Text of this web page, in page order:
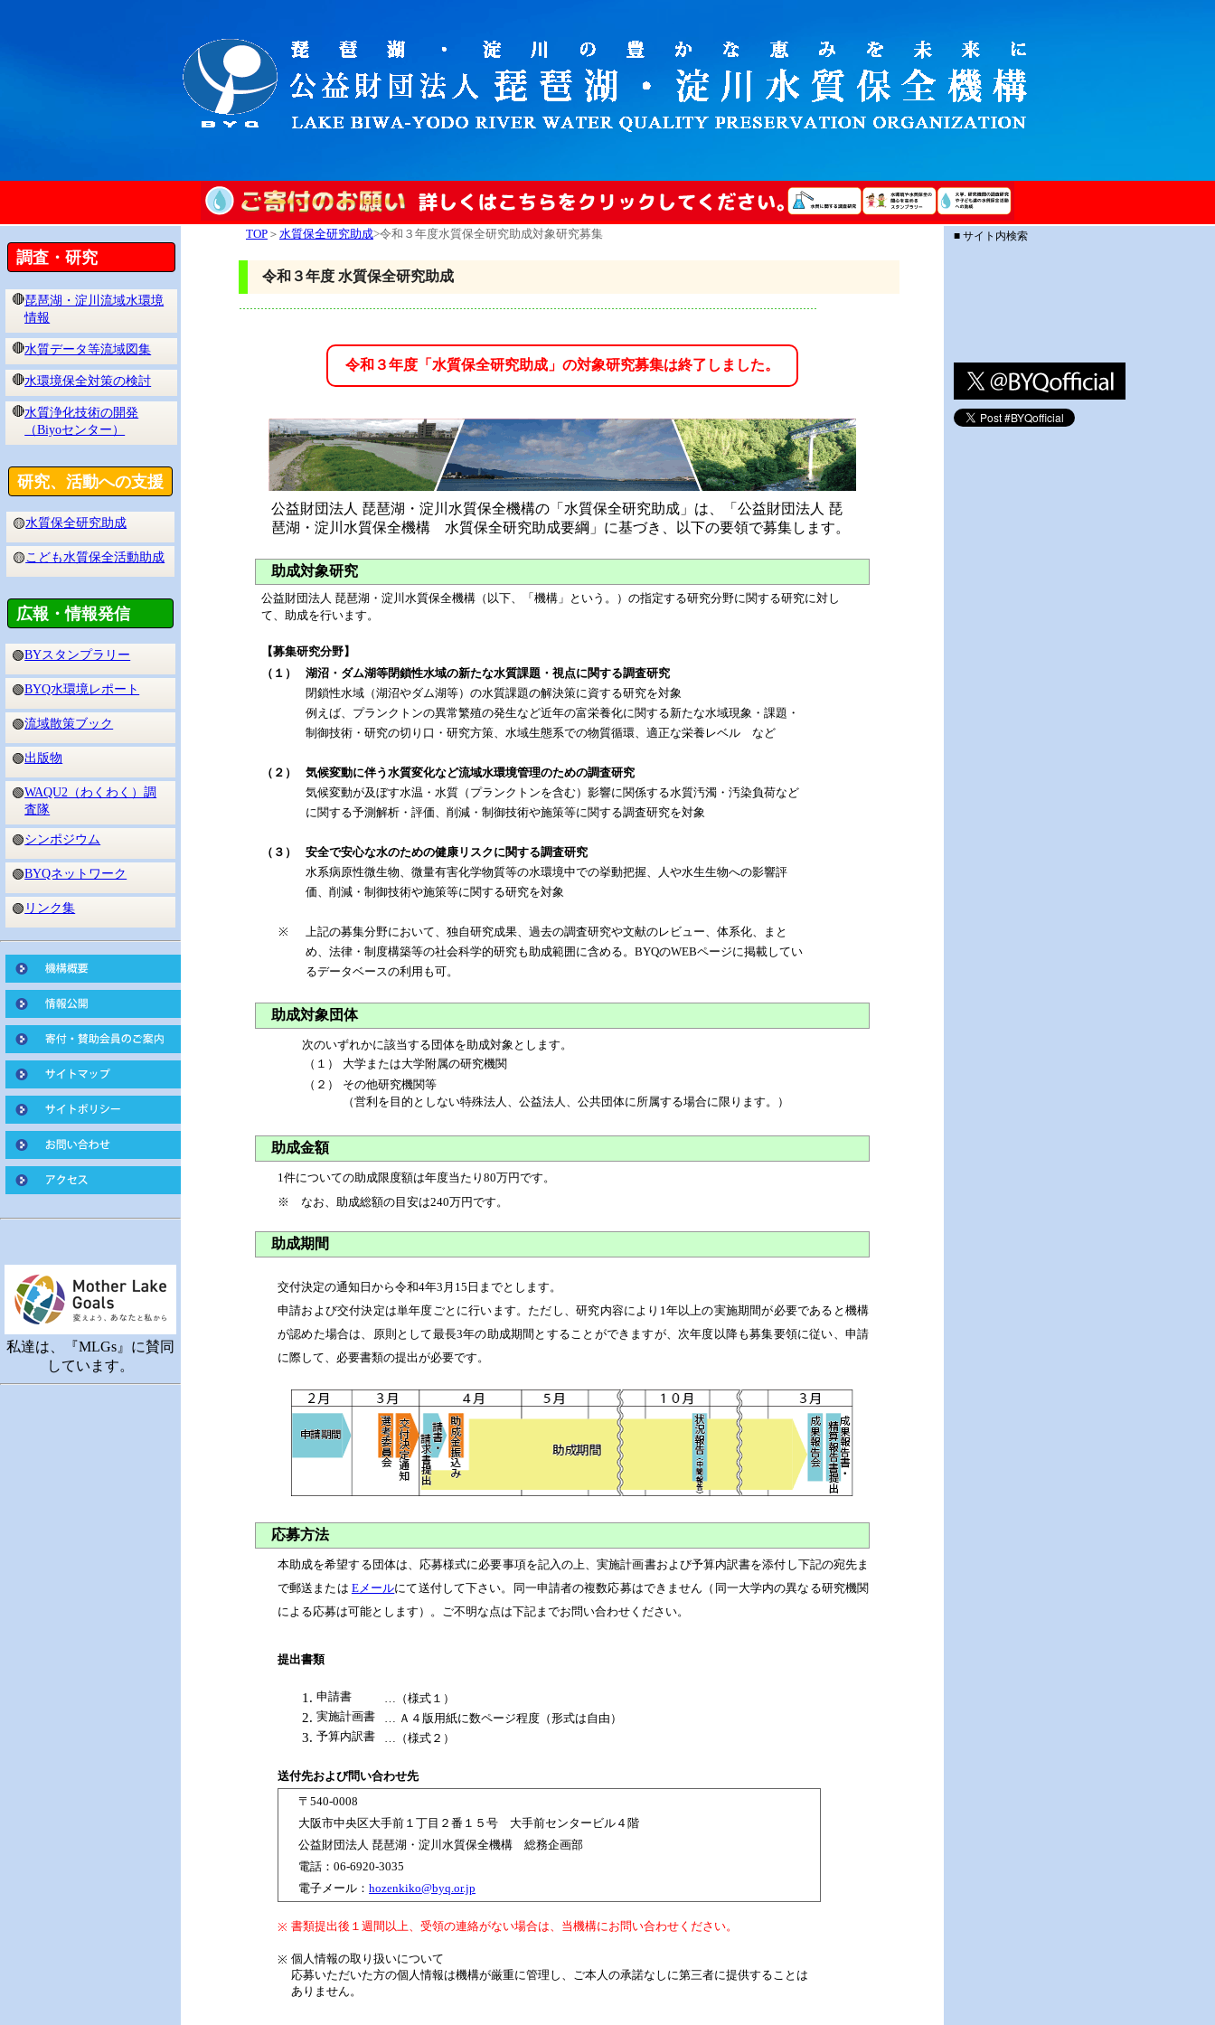
調査・研究
🔴琵琶湖・淀川流域水環境
情報
🔴水質データ等流域図集
🔴水環境保全対策の検討
🔴水質浄化技術の開発
（Biyoセンター）
研究、活動への支援
🟡水質保全研究助成
🟡こども水質保全活動助成
広報・情報発信
🟢BYスタンプラリー
🟢BYQ水環境レポート
🟢流域散策ブック
🟢出版物
🟢WAQU2（わくわく）調
査隊
🟢シンポジウム
🟢BYQネットワーク
🟢 リンク集
私達は、『MLGs』に賛同
しています。
TOP ＞ 水質保全研究助成>令和３年度水質保全研究助成対象研究募集
令和３年度 水質保全研究助成
令和３年度「水質保全研究助成」の対象研究募集は終了しました。
公益財団法人 琵琶湖・淀川水質保全機構の「水質保全研究助成」は、「公益財団法人 琵
琶湖・淀川水質保全機構 水質保全研究助成要綱」に基づき、以下の要領で募集します。
助成対象研究
公益財団法人 琵琶湖・淀川水質保全機構（以下、「機構」という。）の指定する研究分野に関する研究に対し
て、助成を行います。
【募集研究分野】
（１）
湖沼・ダム湖等閉鎖性水域の新たな水質課題・視点に関する調査研究
閉鎖性水域（湖沼やダム湖等）の水質課題の解決策に資する研究を対象
例えば、プランクトンの異常繁殖の発生など近年の富栄養化に関する新たな水域現象・課題・
制御技術・研究の切り口・研究方策、水域生態系での物質循環、適正な栄養レベル など
（２）
気候変動に伴う水質変化など流域水環境管理のための調査研究
気候変動が及ぼす水温・水質（プランクトンを含む）影響に関係する水質汚濁・汚染負荷など
に関する予測解析・評価、削減・制御技術や施策等に関する調査研究を対象
（３）
安全で安心な水のための健康リスクに関する調査研究
水系病原性微生物、微量有害化学物質等の水環境中での挙動把握、人や水生生物への影響評
価、削減・制御技術や施策等に関する研究を対象
※
上記の募集分野において、独自研究成果、過去の調査研究や文献のレビュー、体系化、まと
め、法律・制度構築等の社会科学的研究も助成範囲に含める。BYQのWEBページに掲載してい
るデータベースの利用も可。
助成対象団体
次のいずれかに該当する団体を助成対象とします。
（１）
大学または大学附属の研究機関
（２）
その他研究機関等
（営利を目的としない特殊法人、公益法人、公共団体に所属する場合に限ります。）
助成金額
1件についての助成限度額は年度当たり80万円です。
※ なお、助成総額の目安は240万円です。
助成期間
交付決定の通知日から令和4年3月15日までとします。
申請および交付決定は単年度ごとに行います。ただし、研究内容により1年以上の実施期間が必要であると機構
が認めた場合は、原則として最長3年の助成期間とすることができますが、次年度以降も募集要領に従い、申請
に際して、必要書類の提出が必要です。
応募方法
本助成を希望する団体は、応募様式に必要事項を記入の上、実施計画書および予算内訳書を添付し下記の宛先ま
で郵送または Eメールにて送付して下さい。同一申請者の複数応募はできません（同一大学内の異なる研究機関
による応募は可能とします）。ご不明な点は下記までお問い合わせください。
提出書類
申請書
…（様式１）
実施計画書
… Ａ４版用紙に数ページ程度（形式は自由）
予算内訳書
…（様式２）
送付先および問い合わせ先
〒540-0008
大阪市中央区大手前１丁目２番１５号 大手前センタービル４階
公益財団法人 琵琶湖・淀川水質保全機構 総務企画部
電話：06-6920-3035
電子メール： hozenkiko@byq.or.jp
※ 書類提出後１週間以上、受領の連絡がない場合は、当機構にお問い合わせください。
※ 個人情報の取り扱いについて
応募いただいた方の個人情報は機構が厳重に管理し、ご本人の承諾なしに第三者に提供することは
ありません。
■ サイト内検索